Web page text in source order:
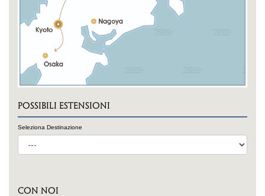
POSSIBILI ESTENSIONI
Seleziona Destinazione
CON NOI